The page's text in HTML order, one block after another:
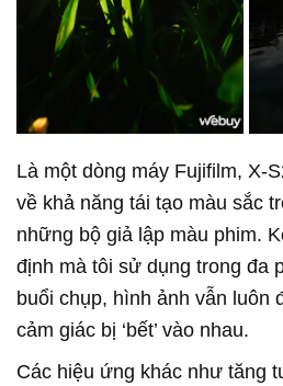
Là một dòng máy Fujifilm, X-
về khả năng tái tạo màu sắc
những bộ giả lập màu phim.
định mà tôi sử dụng trong đa
buổi chụp, hình ảnh vẫn luôn
cảm giác bị ‘bết’ vào nhau.
Các hiệu ứng khác như tăng